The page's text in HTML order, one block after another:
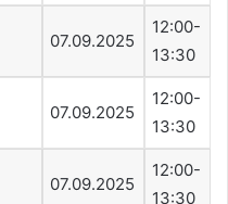
07.09.2025
12:00-
13:30
07.09.2025
12:00-
13:30
07.09.2025
12:00-
13:30